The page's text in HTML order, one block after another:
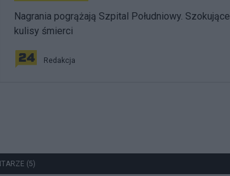
Nagrania pogrążają Szpital Południowy. Szokujące
kulisy śmierci
Redakcja
(5)